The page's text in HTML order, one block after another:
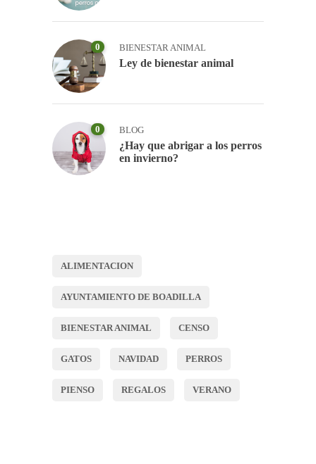
0 BIENESTAR ANIMAL
Ley de bienestar animal
0 BLOG
¿Hay que abrigar a los perros
en invierno?
ALIMENTACION
AYUNTAMIENTO DE BOADILLA
BIENESTAR ANIMAL CENSO
GATOS NAVIDAD PERROS
PIENSO REGALOS VERANO